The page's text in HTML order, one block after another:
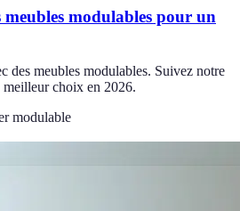
meubles modulables pour un
des meubles modulables. Suivez notre
choix en 2026.
modulable